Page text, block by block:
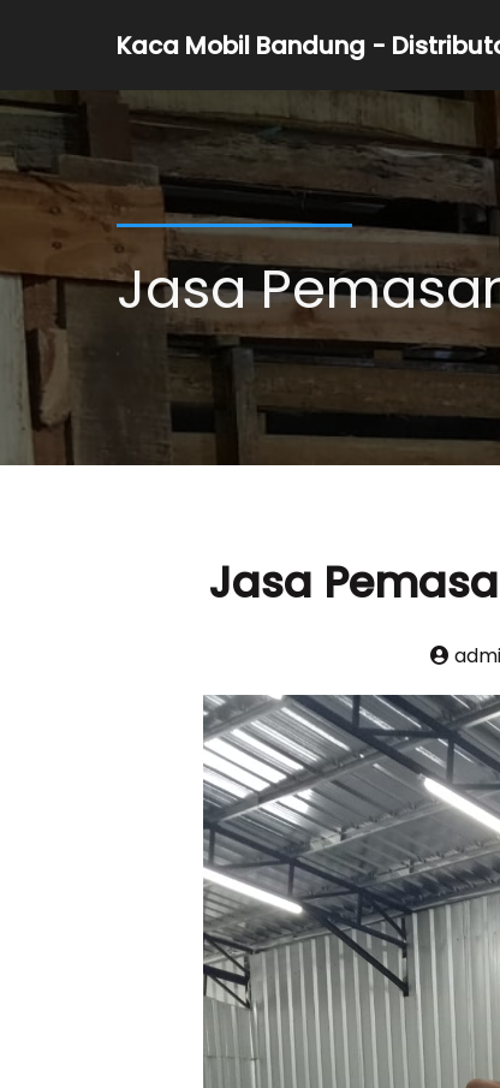
Kaca Mobil Bandung -
Jasa
Jasa